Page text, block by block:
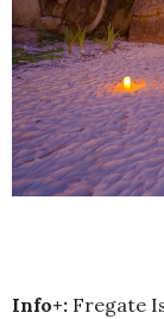
Info+: Fregate